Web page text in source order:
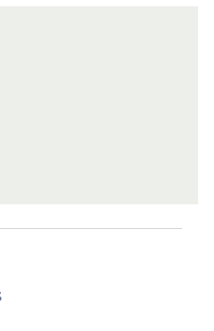
a contratação por
licitação nº 011/2026. O
foi assinado no dia 26